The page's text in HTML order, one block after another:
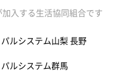
入する生活協同組合です
パルシステム山梨 長野
パルシステム群馬